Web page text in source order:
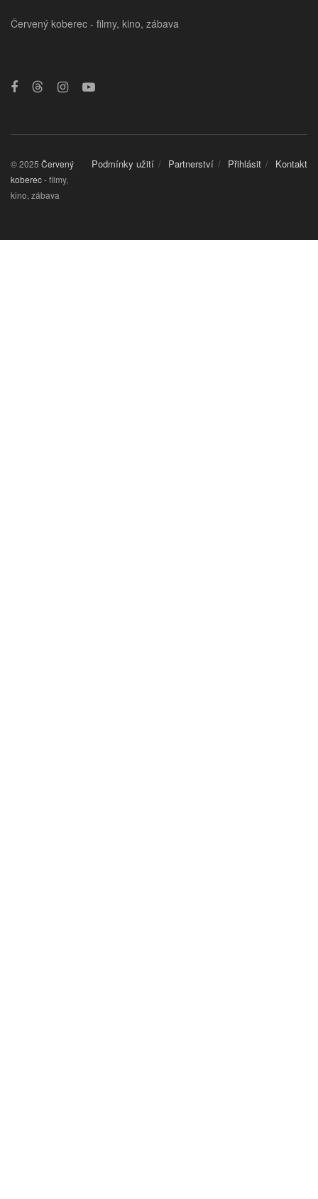
Červený koberec - filmy, kino, zábava
Podmínky užití Partnerství Přihlásit Kontakt
© 2025 Červený
koberec- filmy,
kino, zábava